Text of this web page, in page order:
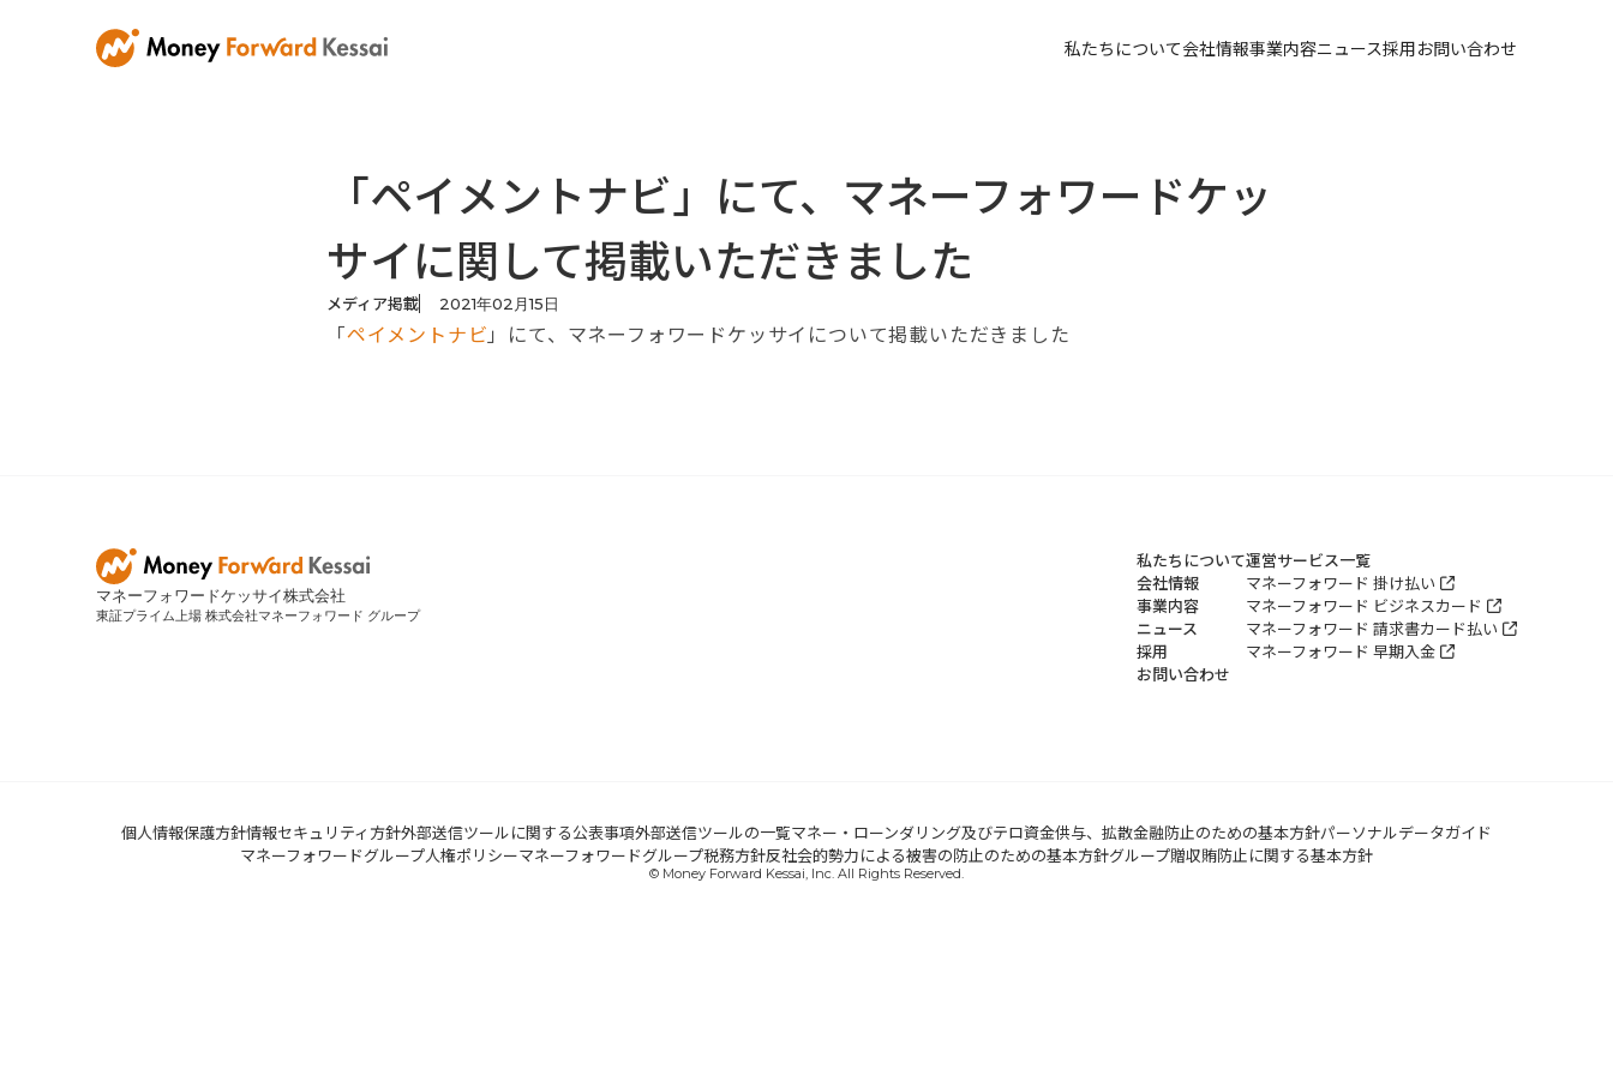
私たちについて会社情報事業内容ニュース採用お問い合わせ
「ペイメントナビ」にて、マネーフォワードケッ
サイに関して掲載いただきました
メディア掲載 2021年02 月15日
「ペイメントナビ 」にて、マネーフォワードケッサイについて掲載いただきました
マネーフォワードケッサイ株式会社
東証プライム上場 株式会社マネーフォワード グループ
私たちについて
会社情報
事業内容
ニュース
採用
お問い合わせ
運営サービス一覧
マネーフォワード 掛け払い
マネーフォワード ビジネスカード
マネーフォワード 請求書カード払い
マネーフォワード 早期入金
個人情報保護方針情報セキュリティ方針外部送信ツールに関する公表事項外部送信ツールの一覧マネー・ローンダリング及びテロ資金供与、拡散金融防止のための基本方針パーソナルデータガイド
マネーフォワードグループ人権ポリシーマネーフォワードグループ税務方針反社会的勢力による被害の防止のための基本方針グループ贈収賄防止に関する基本方針
© Money Forward Kessai, Inc. All Rights Reserved.